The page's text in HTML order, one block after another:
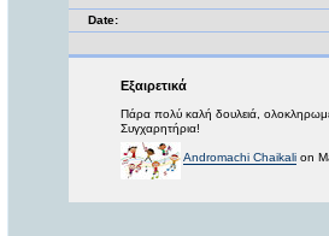
Date:
Εξαιρετικά
Πάρα πολύ καλή δουλειά,
Συγχαρητήρια!
Andromachi Chaikali on